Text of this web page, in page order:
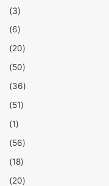
(3)
(6)
(20)
(50)
(36)
(51)
(1)
(56)
(18)
(20)